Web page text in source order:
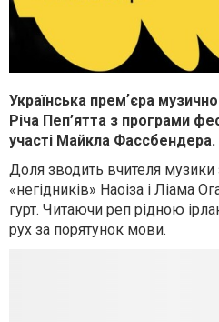
Українська премʼєра
Річа Пеп’ятта з програми
участі Майкла Фассбендера.
Доля зводить вчителя музики
«негідників» Наоіза і Ліама
гурт. Читаючи реп рідною
рух за порятунок мови.